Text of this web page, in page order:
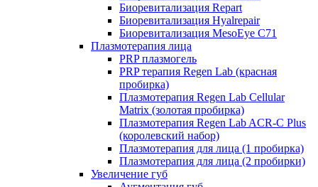
Биоревитализация Repart
Биоревитализация Hyalrepair
Биоревитализация MesoEye C71
Плазмотерапия лица
PRP плазмогель
PRP терапия Regen Lab (красная
пробирка)
Плазмотерапия Regen Lab Cellular
Matrix (золотая пробирка)
Плазмотерапия Regen Lab ACR-C Plus
(королевский набор)
Плазмотерапия для лица (1 пробирка)
Плазмотерапия для лица (2 пробирки)
Увеличение губ